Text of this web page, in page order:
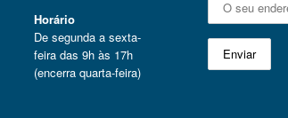
Horário
De segunda a sexta-
feira das 9h às 17h
(encerra quarta-feira)